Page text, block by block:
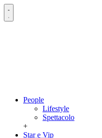
People
Lifestyle
Spettacolo
+
Star e Vip